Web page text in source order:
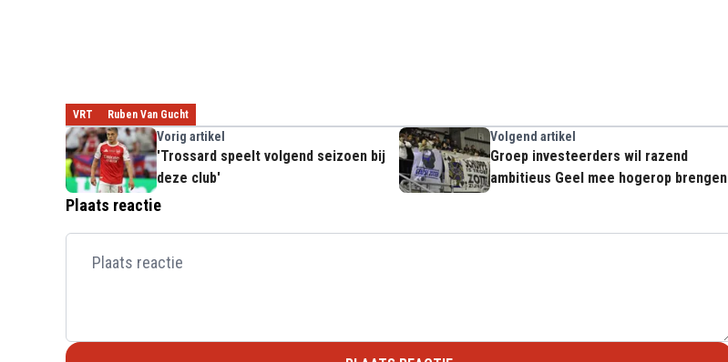
VRT Ruben Van Gucht
Vorig artikel
'Trossard speelt volgend seizoen bij
deze club'
Volgend artikel
Groep investeerders wil razend
ambitieus Geel mee hogerop brengen
Plaats reactie